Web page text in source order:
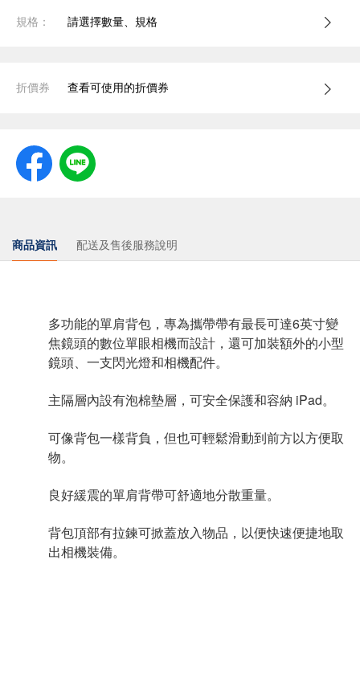
規格： 請選擇數量、規格
折價券 查看可使用的折價券
商品資訊 配送及售後服務說明
多功能的單肩背包，專為攜帶帶有最長可達6英寸變
焦鏡頭的數位單眼相機而設計，還可加裝額外的小型
鏡頭、一支閃光燈和相機配件。
主隔層內設有泡棉墊層，可安全保護和容納 iPad。
可像背包一樣背負，但也可輕鬆滑動到前方以方便取
物。
良好緩震的單肩背帶可舒適地分散重量。
背包頂部有拉鍊可掀蓋放入物品，以便快速便捷地取
出相機裝備。